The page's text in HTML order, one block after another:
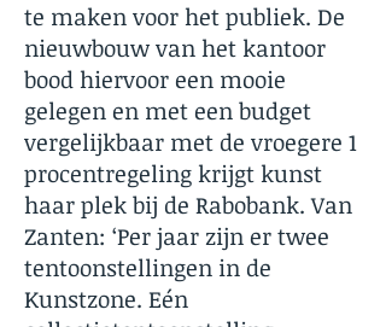
te maken voor het publiek. De
nieuwbouw van het kantoor
bood hiervoor een mooie
gelegen en met een budget
vergelijkbaar met de vroegere 1
procentregeling krijgt kunst
haar plek bij de Rabobank. Van
Zanten: ‘Per jaar zijn er twee
tentoonstellingen in de
Kunstzone. Eén